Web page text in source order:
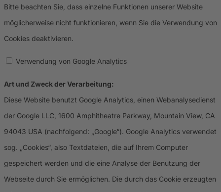
Bitte beachten Sie, dass einzelne Funktionen unserer Website
möglicherweise nicht funktionieren, wenn Sie die Verwendung von
Cookies deaktivieren.
Verwendung von Google Analytics
Art und Zweck der Verarbeitung:
Diese Website benutzt Google Analytics, einen Webanalysedienst
der Google LLC, 1600 Amphitheatre Parkway, Mountain View, CA
94043 USA (nachfolgend: „Google“). Google Analytics verwendet
sog. „Cookies“, also Textdateien, die auf Ihrem Computer
gespeichert werden und die eine Analyse der Benutzung der
Webseite durch Sie ermöglichen. Die durch das Cookie erzeugten